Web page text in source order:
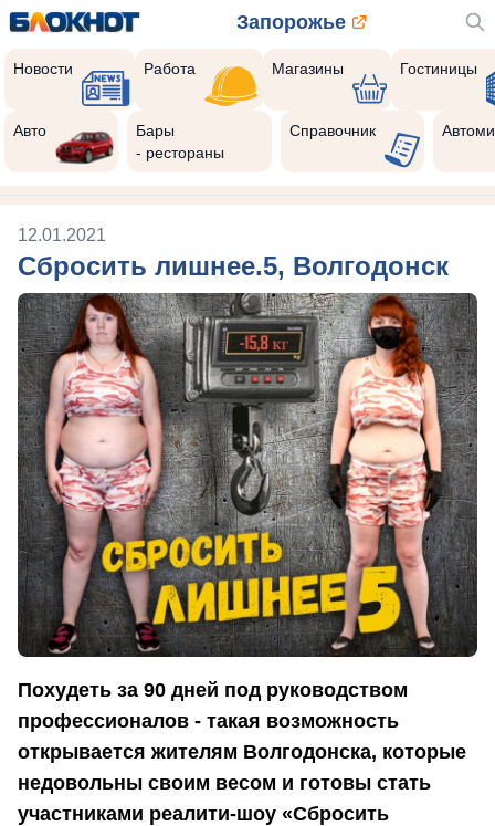
Запорожье
Новости Работа Магазины Гостиницы
Авто
Бары
- рестораны
Справочник
12.01.2021
Сбросить лишнее.5, Волгодонск
Похудеть за 90 дней под руководством
профессионалов - такая возможность
открывается жителям Волгодонска, которые
недовольны своим весом и готовы стать
участниками реалити-шоу «Сбросить